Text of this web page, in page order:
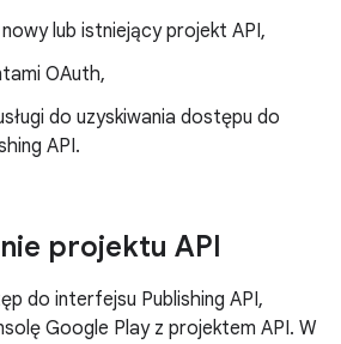
lub istniejący projekt API,
OAuth,
do uzyskiwania dostępu do
API.
projektu API
do interfejsu Publishing API,
Google Play z projektem API. W